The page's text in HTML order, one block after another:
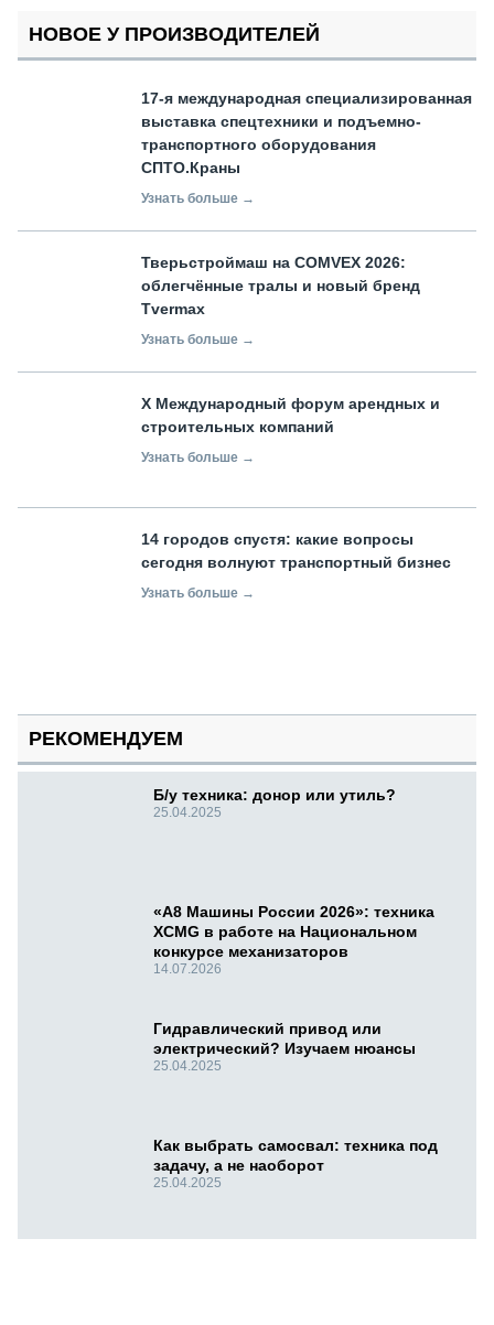
НОВОЕ У ПРОИЗВОДИТЕЛЕЙ
17-я международная специализированная
выставка спецтехники и подъемно-
транспортного оборудования
СПТО.Краны
Узнать больше →
Тверьстроймаш на COMVEX 2026:
облегчённые тралы и новый бренд
Tvermax
Узнать больше →
X Международный форум арендных и
строительных компаний
Узнать больше →
14 городов спустя: какие вопросы
сегодня волнуют транспортный бизнес
Узнать больше →
РЕКОМЕНДУЕМ
Б/у техника: донор или утиль?
25.04.2025
«А8 Машины России 2026»: техника
XCMG в работе на Национальном
конкурсе механизаторов
14.07.2026
Гидравлический привод или
электрический? Изучаем нюансы
25.04.2025
Как выбрать самосвал: техника под
задачу, а не наоборот
25.04.2025